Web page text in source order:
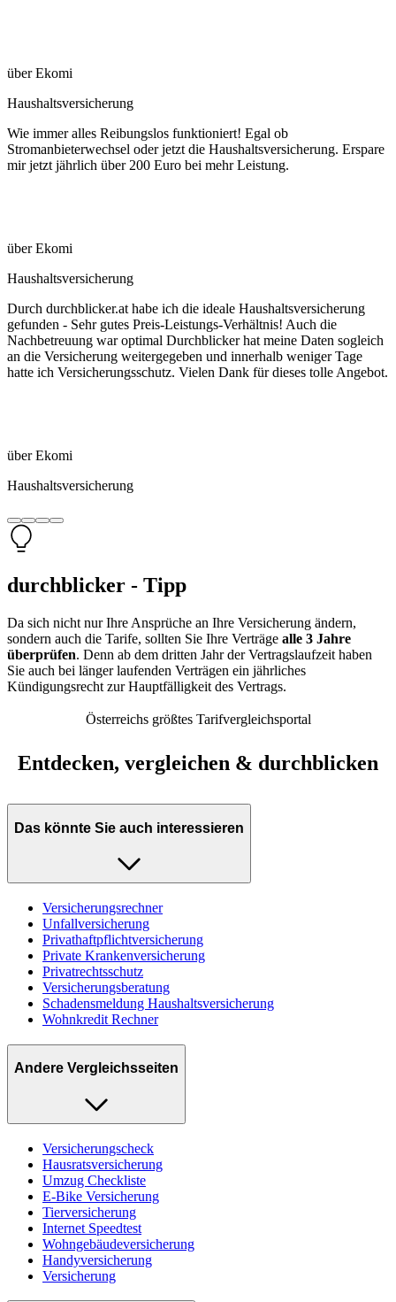
über Ekomi
Haushaltsversicherung
Wie immer alles Reibungslos funktioniert! Egal ob
Stromanbieterwechsel oder jetzt die Haushaltsversicherung. Erspare
mir jetzt jährlich über 200 Euro bei mehr Leistung.
über Ekomi
Haushaltsversicherung
Durch durchblicker.at habe ich die ideale Haushaltsversicherung
gefunden - Sehr gutes Preis-Leistungs-Verhältnis! Auch die
Nachbetreuung war optimal Durchblicker hat meine Daten sogleich
an die Versicherung weitergegeben und innerhalb weniger Tage
hatte ich Versicherungsschutz. Vielen Dank für dieses tolle Angebot.
über Ekomi
Haushaltsversicherung
durchblicker - Tipp
Da sich nicht nur Ihre Ansprüche an Ihre Versicherung ändern,
sondern auch die Tarife, sollten Sie Ihre Verträge alle 3 Jahre
überprüfen. Denn ab dem dritten Jahr der Vertragslaufzeit haben
Sie auch bei länger laufenden Verträgen ein jährliches
Kündigungsrecht zur Hauptfälligkeit des Vertrags.
Österreichs größtes Tarifvergleichsportal
Entdecken, vergleichen & durchblicken
Das könnte Sie auch interessieren
Versicherungsrechner
Unfallversicherung
Privathaftpflichtversicherung
Private Krankenversicherung
Privatrechtsschutz
Versicherungsberatung
Schadensmeldung Haushaltsversicherung
Wohnkredit Rechner
Andere Vergleichsseiten
Versicherungscheck
Hausratsversicherung
Umzug Checkliste
E-Bike Versicherung
Tierversicherung
Internet Speedtest
Wohngebäudeversicherung
Handyversicherung
Versicherung